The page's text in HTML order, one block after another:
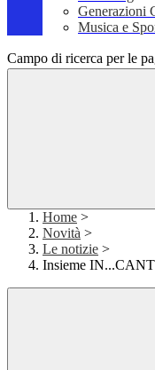
Generazioni
Musica e
Campo di ricerca per le
Home >
Novità >
Le notizie >
Insieme